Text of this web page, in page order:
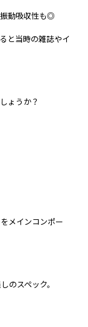
動吸収性も◎
と当時の雑誌やイ
ょうか？
メインコンポー
のスペック。